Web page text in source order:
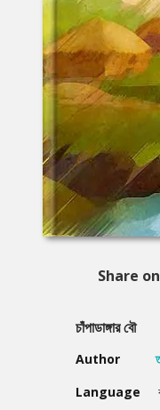
Share
চাঁপাডাঙ্গার বৌ
Author
Language